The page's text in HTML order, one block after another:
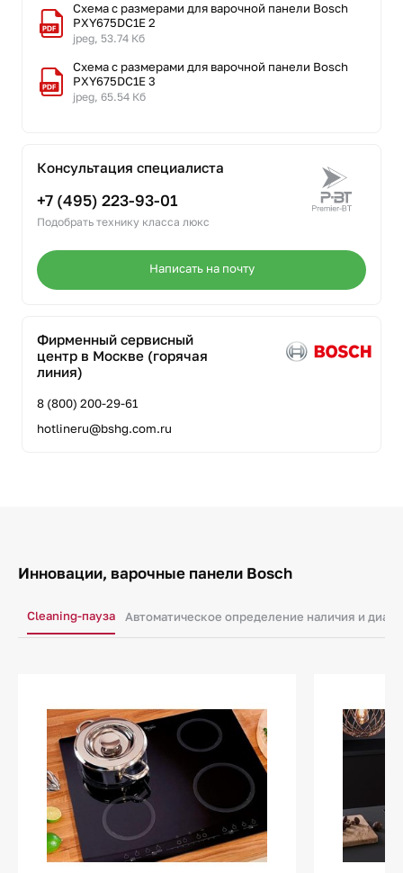
Схема с размерами для варочной панели Bosch
PXY675DC1E 2
jpeg, 53.74 Кб
Схема с размерами для варочной панели Bosch
PXY675DC1E 3
jpeg, 65.54 Кб
Консультация специалиста
+7 (495) 223-93-01
Подобрать технику класса люкс
Написать на почту
Фирменный сервисный
центр в Москве (горячая
линия)
8 (800) 200-29-61
hotlineru@bshg.com.ru
Инновации, варочные панели Bosch
Cleaning-пауза Автоматическое определение наличия и